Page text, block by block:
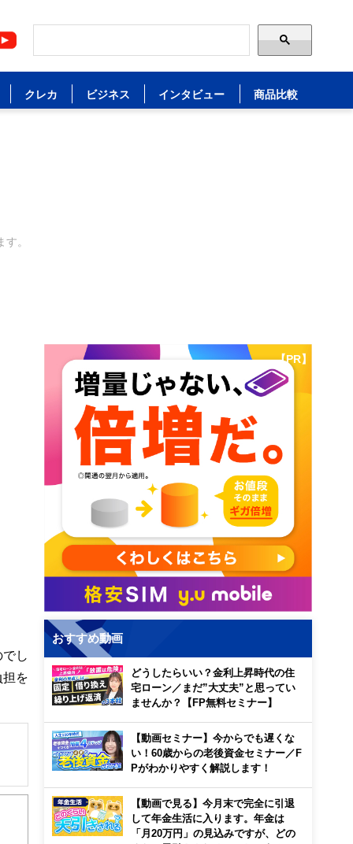
クレカ ビジネス インタビュー 商品比較
す。
し
担を
【PR】
おすすめ動画
どうしたらいい？金利上昇時代の住
宅ローン／まだ”大丈夫”と思ってい
ませんか？【FP無料セミナー】
【動画セミナー】今からでも遅くな
い！60歳からの老後資金セミナー／F
Pがわかりやすく解説します！
【動画で見る】今月末で完全に引退
して年金生活に入ります。年金は
「月20万円」の見込みですが、どの